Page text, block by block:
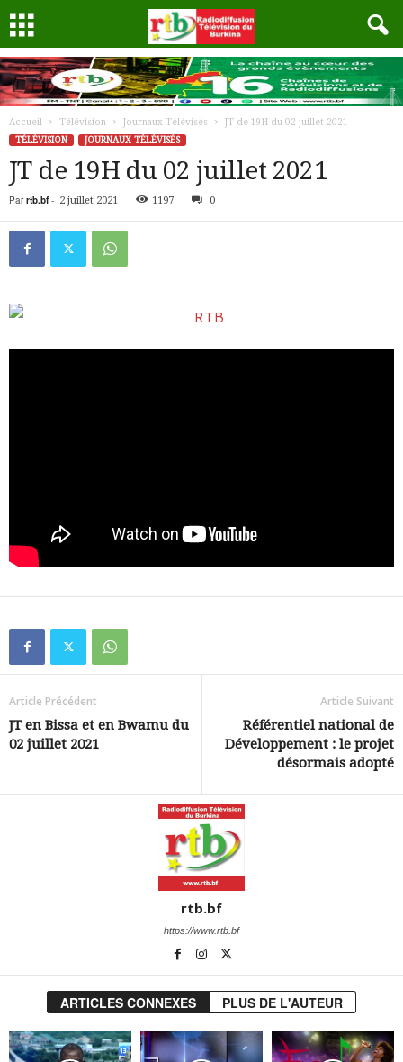
Accueil Télévision Journaux Télévisés
JT de 19H du 02 juillet 2021
TÉLÉVISION
JOURNAUX TÉLÉVISÉS
JT de 19H du 02 juillet 2021
Par rtb.bf- 2 juillet 2021 1197 0
Article Précédent
JT en Bissa et en Bwamu du
02 juillet 2021
Article Suivant
Référentiel national de
Développement : le projet
désormais adopté
rtb.bf
https://www.rtb.bf
ARTICLES CONNEXES PLUS DE L'AUTEUR